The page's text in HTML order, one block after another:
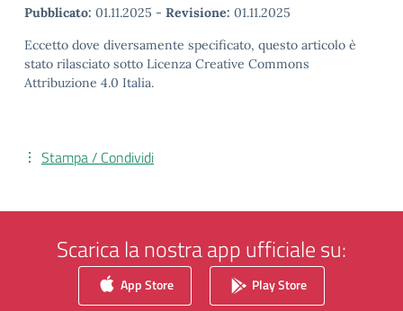
Pubblicato: 01.11.2025 - Revisione: 01.11.2025
Eccetto dove diversamente specificato, questo articolo è
stato rilasciato sotto Licenza Creative Commons
Attribuzione 4.0 Italia.
Stampa / Condividi
Scarica la nostra app ufficiale su:
App Store Play Store